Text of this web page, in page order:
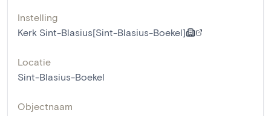
Instelling
Kerk Sint-Blasius[Sint-Blasius-Boekel]
Locatie
Sint-Blasius-Boekel
Objectnaam